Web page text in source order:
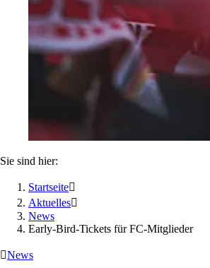
Sie sind hier:
Startseite
Aktuelles
News
Early-Bird-Tickets für FC-Mitglieder
News